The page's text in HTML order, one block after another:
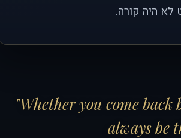
לא היה קורה.
"Whether you come
always be